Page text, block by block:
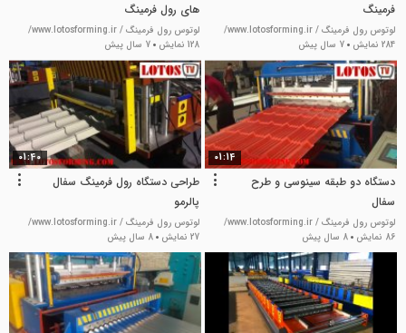
فرمینگ
لوتوس رول فرمینگ / www.lotosforming.ir/
284 نمایش
7 سال پیش
های رول فرمینگ
لوتوس رول فرمینگ / www.lotosforming.ir/
128 نمایش
7 سال پیش
01:14
دستگاه دو طبقه سینوسی و طرح
سفال
لوتوس رول فرمینگ / www.lotosforming.ir/
86 نمایش
8 سال پیش
01:40
طراحی دستگاه رول فرمینگ سفال
پالرمو
لوتوس رول فرمینگ / www.lotosforming.ir/
27 نمایش
8 سال پیش